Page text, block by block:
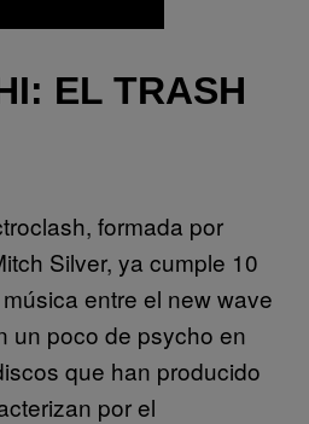
EL TRASH
formada por
Silver, ya cumple 10
entre el new wave
un poco de psycho en
que han producido
por el